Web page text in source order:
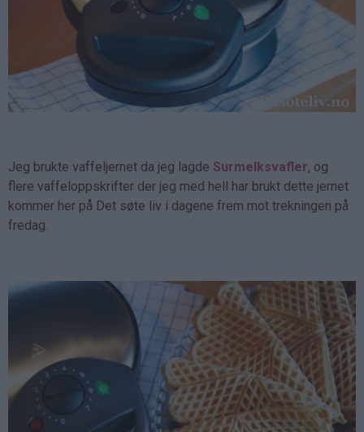
Jeg brukte vaffeljernet da jeg lagde Surmelksvafler, og
flere vaffeloppskrifter der jeg med hell har brukt dette jernet
kommer her på Det søte liv i dagene frem mot trekningen på
fredag.